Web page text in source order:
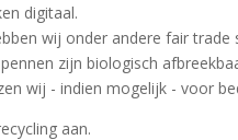
digitaal.
wij onder andere fair
zijn biologisch
wij - indien mogelijk - voor
aan.